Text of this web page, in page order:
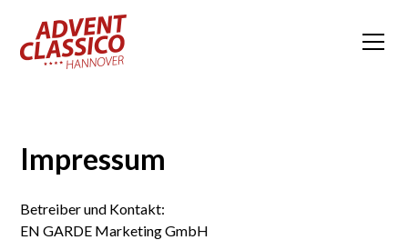
Impressum
Betreiber und Kontakt:
EN GARDE Marketing GmbH